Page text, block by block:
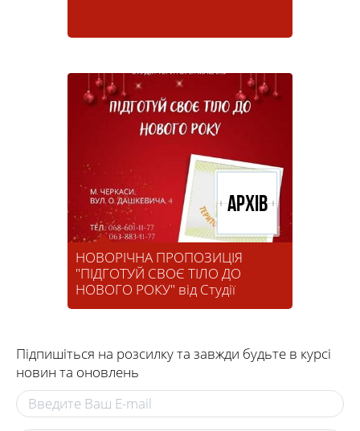
НОВОРІЧНА ПРОПОЗИЦІЯ
"ПІДГОТУЙ СВОЄ ТІЛО ДО
НОВОГО РОКУ" від Студії
Територія Масажу
Архів
Підпишіться на розсилку та завжди будьте в курсі
новин та оновлень